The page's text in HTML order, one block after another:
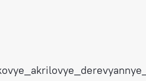
синий перламутр.